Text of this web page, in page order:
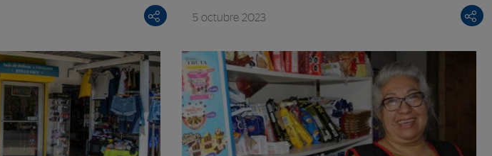
5 octubre 2023